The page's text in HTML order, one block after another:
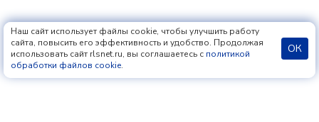
Наш сайт использует файлы cookie, чтобы улучшить работу
сайта, повысить его эффективность и удобство. Продолжая
использовать сайт rlsnet.ru, вы соглашаетесь с политикой
обработки файлов cookie.
ОК